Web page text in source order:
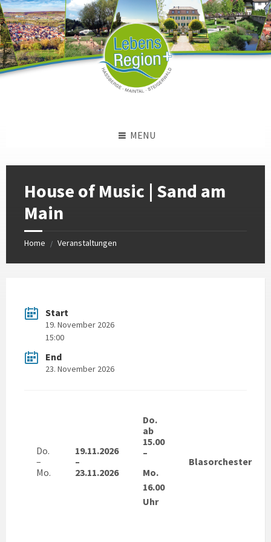
Skip
to
content
Skip
to
left
sidebar
Skip
to
footer
MENU
House of Music | Sand am
Main
Home / Veranstaltungen
Start
19. November 2026
15:00
End
23. November 2026
Do.
–
Mo.
19.11.2026
–
23.11.2026
Do.
ab
15.00
–
Mo.
16.00
Uhr
Blasorchester